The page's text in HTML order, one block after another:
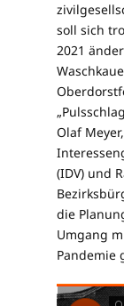
soll sich
2021
Olaf
(IDV) und
die
Umgang
Pandemie